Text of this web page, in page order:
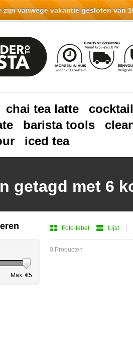
chai tea latte
barista tools
iced tea
getagd met 6
Foto-tabel Lijst
0 Producten
Max: €5
vanwege vakantie gesloten van